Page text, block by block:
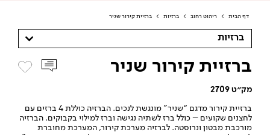
דף הבית > ריהוט רחוב > ברזיות > ברזיית קירור שניר
ברזיות
ברזיית קירור שניר
מק״ט 2709
ברזיית קירור מדגם “שניר” מונגשת לנכים. הברזיה כוללת 4 ברזים עם
לחצנים שקועים – כולל ברז לשתיה נגישה וברז למילוי בקבוקים. הברזיה
מורכבת מבטון ונרוסטה. לברזיה מערכת קירור, המערכת מחוברת